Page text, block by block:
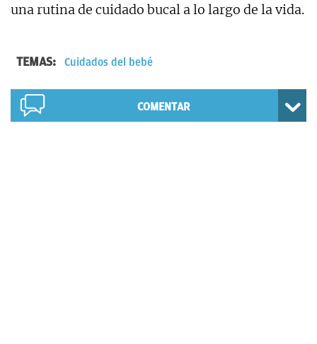
una rutina de cuidado bucal a lo largo de la vida.
TEMAS: Cuidados del bebé
COMENTAR